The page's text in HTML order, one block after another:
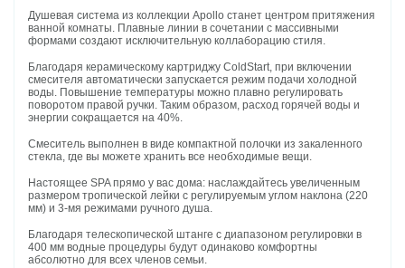
Душевая система из коллекции Apollo станет центром притяжения
ванной комнаты. Плавные линии в сочетании с массивными
формами создают исключительную коллаборацию стиля.
Благодаря керамическому картриджу ColdStart, при включении
смесителя автоматически запускается режим подачи холодной
воды. Повышение температуры можно плавно регулировать
поворотом правой ручки. Таким образом, расход горячей воды и
энергии сокращается на 40%.
Смеситель выполнен в виде компактной полочки из закаленного
стекла, где вы можете хранить все необходимые вещи.
Настоящее SPA прямо у вас дома: наслаждайтесь увеличенным
размером тропической лейки с регулируемым углом наклона (220
мм) и 3-мя режимами ручного душа.
Благодаря телескопической штанге с диапазоном регулировки в
400 мм водные процедуры будут одинаково комфортны
абсолютно для всех членов семьи.